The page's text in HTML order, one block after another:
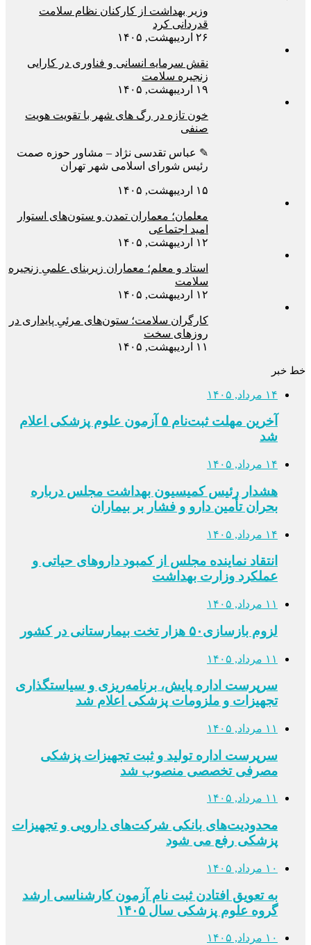
وزیر بهداشت از کارکنان نظام سلامت
قدردانی کرد
۲۶ اردیبهشت, ۱۴۰۵
نقش سرمایه انسانی و فناوری در کارایی
زنجیره سلامت
۱۹ اردیبهشت, ۱۴۰۵
خون تازه در رگ های شهر با تقویت هویت
صنفی
✎ عباس تقدسی نژاد – مشاور حوزه صمت
رئیس شورای اسلامی شهر تهران
۱۵ اردیبهشت, ۱۴۰۵
معلمان؛ معماران تمدن و ستون‌های استوار
امید اجتماعی
۱۲ اردیبهشت, ۱۴۰۵
استاد و معلم؛ معماران زیربنای علمیِ زنجیره
سلامت
۱۲ اردیبهشت, ۱۴۰۵
کارگران سلامت؛ ستون‌های مرئیِ پایداری در
روزهای سخت
۱۱ اردیبهشت, ۱۴۰۵
خط خبر
۱۴ مرداد, ۱۴۰۵
آخرین مهلت ثبت‌نام ۵ آزمون علوم پزشکی اعلام
شد
۱۴ مرداد, ۱۴۰۵
هشدار رئیس کمیسیون بهداشت مجلس درباره
بحران تأمین دارو و فشار بر بیماران
۱۴ مرداد, ۱۴۰۵
انتقاد نماینده مجلس از کمبود داروهای حیاتی و
عملکرد وزارت بهداشت
۱۱ مرداد, ۱۴۰۵
لزوم بازسازی۵۰ هزار تخت بیمارستانی در کشور
۱۱ مرداد, ۱۴۰۵
سرپرست اداره پایش، برنامه‌ریزی و سیاستگذاری
تجهیزات و ملزومات پزشکی اعلام شد
۱۱ مرداد, ۱۴۰۵
سرپرست اداره تولید و ثبت تجهیزات پزشکی
مصرفی تخصصی منصوب شد
۱۱ مرداد, ۱۴۰۵
محدودیت‌های بانکی شرکت‌های دارویی و تجهیزات
پزشکی رفع می شود
۱۰ مرداد, ۱۴۰۵
به تعویق افتادن ثبت نام آزمون کارشناسی ارشد
گروه علوم پزشکی سال ۱۴۰۵
۱۰ مرداد, ۱۴۰۵